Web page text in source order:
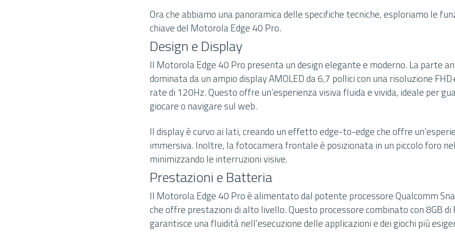
Ora che abbiamo una panoramica delle specifiche tecniche, esploriamo le
chiave del Motorola Edge 40 Pro.
Design e Display
Il Motorola Edge 40 Pro presenta un design elegante e moderno. La parte
dominata da un ampio display AMOLED da 6,7 pollici con una risoluzione
rate di 120Hz. Questo offre un’esperienza visiva fluida e vivida, ideale per
giocare o navigare sul web.
Il display è curvo ai lati, creando un effetto edge-to-edge che offre
immersiva. Inoltre, la fotocamera frontale è posizionata in un piccolo foro
minimizzando le interruzioni visive.
Prestazioni e Batteria
Il Motorola Edge 40 Pro è alimentato dal potente processore Qualcomm
che offre prestazioni di alto livello. Questo processore combinato con 8GB di
garantisce una fluidità nell’esecuzione delle applicazioni e dei giochi più